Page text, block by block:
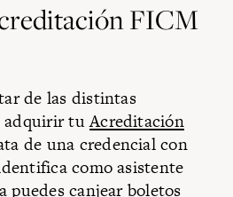
FICM
de las distintas
adquirir tuAcreditación
de una credencial con
como asistente
puedes canjear boletos